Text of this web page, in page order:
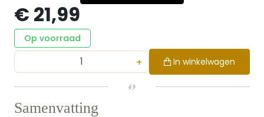
€ 21,99
Op voorraad
+ In winkelwagen
Samenvatting